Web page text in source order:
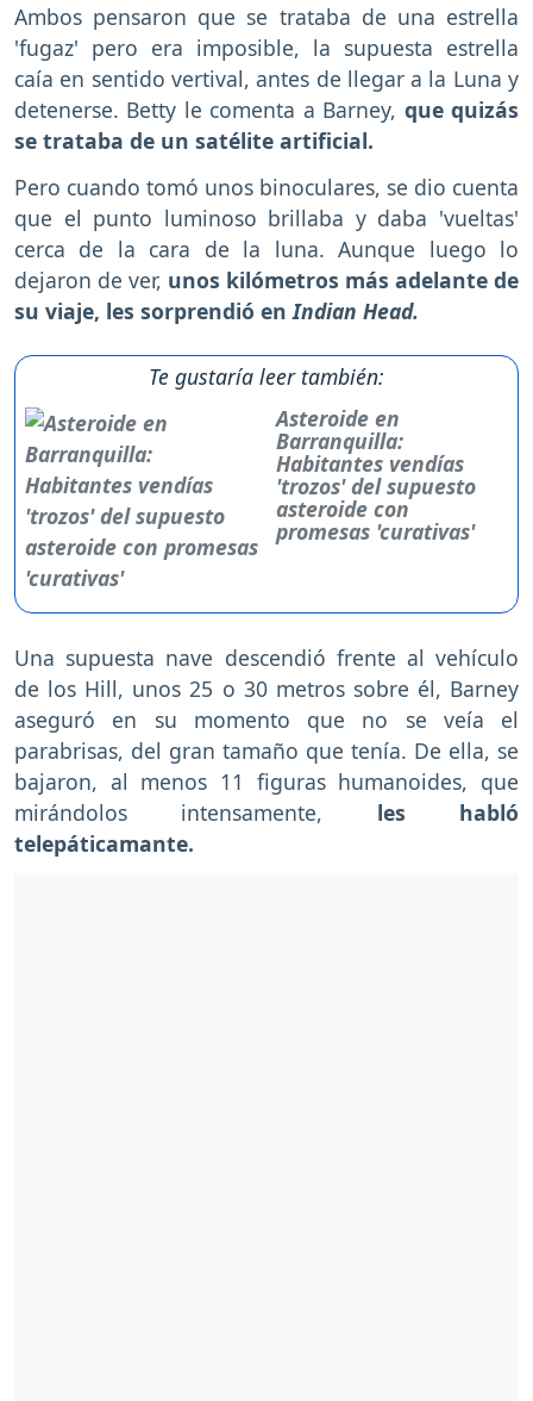
Ambos pensaron que se trataba de una estrella
'fugaz' pero era imposible, la supuesta estrella
caía en sentido vertival, antes de llegar a la Luna y
detenerse. Betty le comenta a Barney, que quizás
se trataba de un satélite artificial.
Pero cuando tomó unos binoculares, se dio cuenta
que el punto luminoso brillaba y daba 'vueltas'
cerca de la cara de la luna. Aunque luego lo
dejaron de ver, unos kilómetros más adelante de
su viaje, les sorprendió enIndian Head.
Te gustaría leer también:
Asteroide en
Barranquilla:
Habitantes vendías
'trozos' del supuesto
asteroide con
promesas 'curativas'
Una supuesta nave descendió frente al vehículo
de los Hill, unos 25 o 30 metros sobre él, Barney
aseguró en su momento que no se veía el
parabrisas, del gran tamaño que tenía. De ella, se
bajaron, al menos 11 figuras humanoides, que
mirándolos intensamente, les habló
telepáticamante.